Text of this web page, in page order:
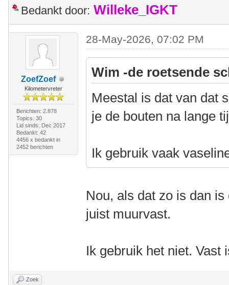
Bedankt door: Willeke_IGKT
ZoefZoef
Kilometervreter
Berichten: 2.878
Topics: 30
Lid sinds: Dec 2017
Bedankt: 42
4456 x bedankt in
2452 berichten
28-May-2026, 07:02 PM
Wim -de roetsende
Meestal is dat van dat
je de bouten na lange
Ik gebruik vaak
Nou, als dat zo is dan
juist muurvast.
Ik gebruik het niet. Vast
Zoek